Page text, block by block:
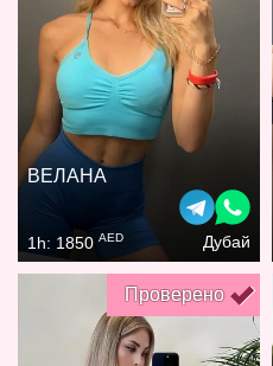
ВЕЛАНА
1h: 1850 AED Дубай
Проверено